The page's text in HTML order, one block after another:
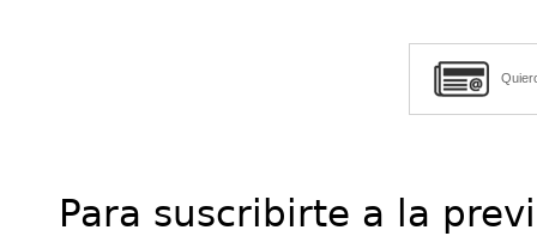
Para suscribirte a la